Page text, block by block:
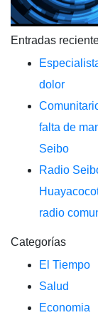
Entradas
dolor
falta de
Seibo
Radio
radio
Categorías
El Tiempo
Salud
Economia